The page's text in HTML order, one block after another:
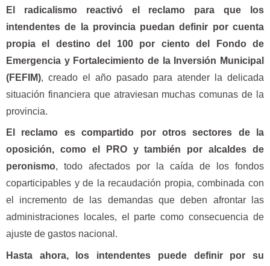
El radicalismo reactivó el reclamo para que los
intendentes de la provincia puedan definir por cuenta
propia el destino del 100 por ciento del Fondo de
Emergencia y Fortalecimiento de la Inversión Municipal
(FEFIM), creado el año pasado para atender la delicada
situación financiera que atraviesan muchas comunas de la
provincia.
El reclamo es compartido por otros sectores de la
oposición, como el PRO y también por alcaldes de
peronismo, todo afectados por la caída de los fondos
coparticipables y de la recaudación propia, combinada con
el incremento de las demandas que deben afrontar las
administraciones locales, el parte como consecuencia de
ajuste de gastos nacional.
Hasta ahora, los intendentes puede definir por su